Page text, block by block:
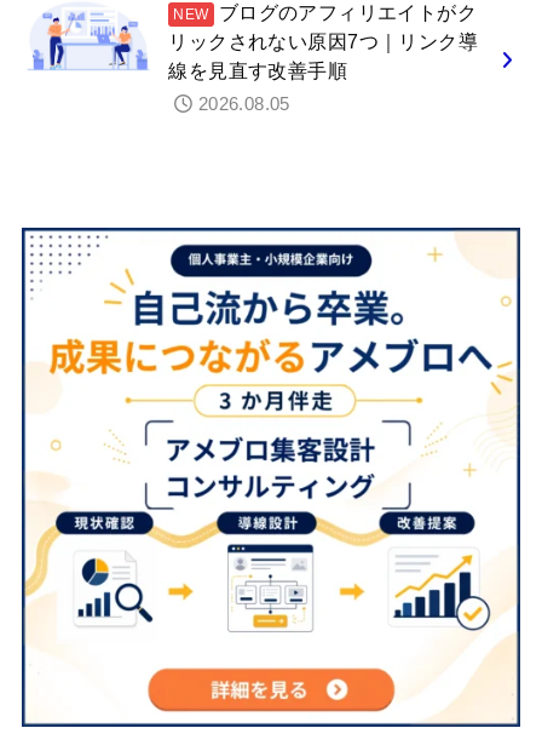
ブログのアフィリエイトがク
リックされない原因7つ｜リンク導
線を見直す改善手順
2026.08.05